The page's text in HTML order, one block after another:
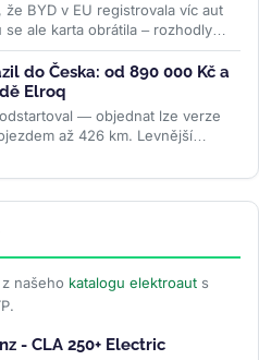
že BYD v EU registrovala víc aut
ale karta obrátila – rozhodly
do Česka: od 890 000 Kč a
Elroq
— objednat lze verze
až 426 km. Levnější
našeho katalogu elektroaut s
- CLA 250+ Electric